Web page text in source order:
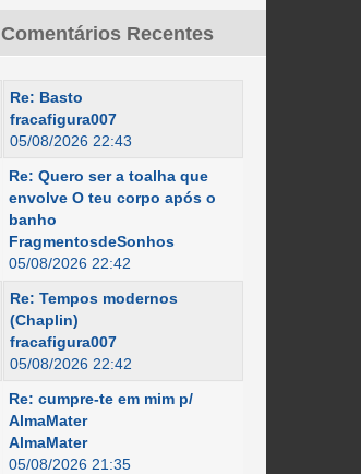
Comentários Recentes
Re: Basto
fracafigura007
05/08/2026 22:43
Re: Quero ser a toalha que
envolve O teu corpo após o
banho
FragmentosdeSonhos
05/08/2026 22:42
Re: Tempos modernos
(Chaplin)
fracafigura007
05/08/2026 22:42
Re: cumpre-te em mim p/
AlmaMater
AlmaMater
05/08/2026 21:35